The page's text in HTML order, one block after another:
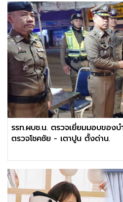
รรท.ผบช.น. ตรวจเยี่ยมมอบของ
ตรวจโชคชัย - เตาปูน ตั้งด่าน.